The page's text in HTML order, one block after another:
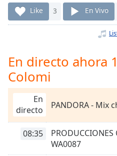
behind
LIVE
Remaining
Playback
Chapters
Like 3 En Vivo
En directo ahora
Colomi
En
directo
PANDORA - Mix
08:35
PRODUCCIONES
WA0087